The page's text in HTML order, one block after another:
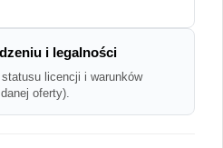
i legalności
licencji i warunków
oferty).